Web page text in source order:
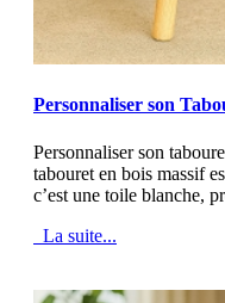
Personnaliser son
Personnaliser son
tabouret en bois massif
c’est une toile blanche,
La suite...